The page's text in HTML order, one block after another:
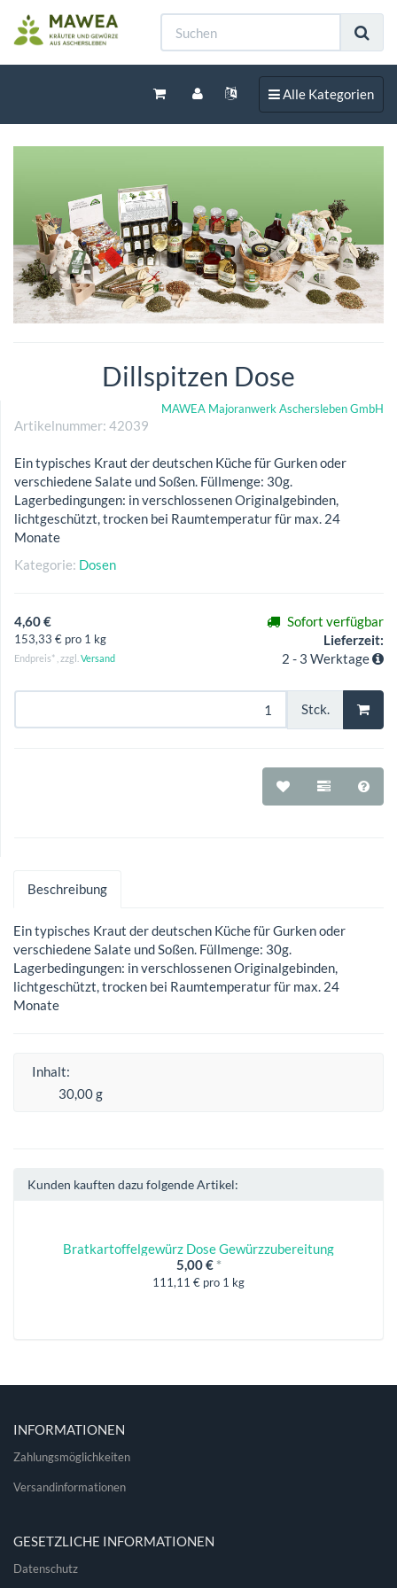
Toggle navigation
Alle Kategorien
Dillspitzen Dose
MAWEA Majoranwerk Aschersleben GmbH
Artikelnummer: 42039
Ein typisches Kraut der deutschen Küche für Gurken oder
verschiedene Salate und Soßen. Füllmenge: 30g.
Lagerbedingungen: in verschlossenen Originalgebinden,
lichtgeschützt, trocken bei Raumtemperatur für max. 24
Monate
Kategorie: Dosen
4,60 €
153,33 € pro 1 kg
Endpreis* , zzgl. Versand
Sofort verfügbar
Lieferzeit:
2 - 3 Werktage
Stck.
Beschreibung
Ein typisches Kraut der deutschen Küche für Gurken oder
verschiedene Salate und Soßen. Füllmenge: 30g.
Lagerbedingungen: in verschlossenen Originalgebinden,
lichtgeschützt, trocken bei Raumtemperatur für max. 24
Monate
Inhalt:
30,00 g
Kunden kauften dazu folgende Artikel:
Bratkartoffelgewürz Dose Gewürzzubereitung
5,00 € *
111,11 € pro 1 kg
INFORMATIONEN
Zahlungsmöglichkeiten
Versandinformationen
GESETZLICHE INFORMATIONEN
Datenschutz